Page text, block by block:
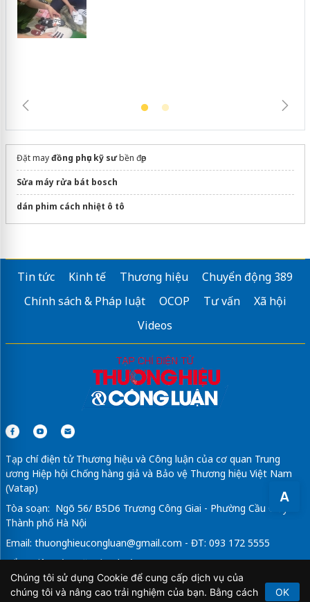
A
Đặt mayđồng phục kỹ sưbền đẹp
Sửa máy rửa bát bosch
dán phim cách nhiệt ô tô
Tin tức Kinh tế Thương hiệu
Chuyển động 389
Chính sách & Pháp luật
OCOP Tư vấn
Xã hội
Videos
Tạp chí điện tử Thương hiệu và Công luận của cơ quan Trung
ương Hiệp hội Chống hàng giả và Bảo vệ Thương hiệu Việt Nam
(Vatap)
Tòa soạn: Ngõ 56/ B5D6 Trương Công Giai - Phường Cầu Giấy -
Thành phố Hà Nội
Email: thuonghieucongluan@gmail.com - ĐT: 093 172 5555
Tổng Biên Tập: Vũ Đức Thuận
Giấy phép hoạt động báo chí điện tử số 64/GP-BTTTT do Bộ
Thông tin và Truyền thông cấp ngày 21/2/2020.
Chúng tôi sử dụng Cookie để cung cấp dịch vụ của
chúng tôi và nâng cao trải nghiệm của bạn. Bằng cách
OK